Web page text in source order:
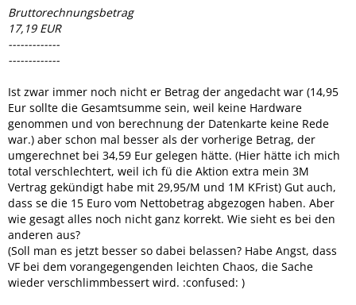
Bruttorechnungsbetrag
17,19 EUR
-------------
-------------
Ist zwar immer noch nicht er Betrag der angedacht war (14,95
Eur sollte die Gesamtsumme sein, weil keine Hardware
genommen und von berechnung der Datenkarte keine Rede
war.) aber schon mal besser als der vorherige Betrag, der
umgerechnet bei 34,59 Eur gelegen hätte. (Hier hätte ich mich
total verschlechtert, weil ich fü die Aktion extra mein 3M
Vertrag gekündigt habe mit 29,95/M und 1M KFrist) Gut auch,
dass se die 15 Euro vom Nettobetrag abgezogen haben. Aber
wie gesagt alles noch nicht ganz korrekt. Wie sieht es bei den
anderen aus?
(Soll man es jetzt besser so dabei belassen? Habe Angst, dass
VF bei dem vorangegengenden leichten Chaos, die Sache
wieder verschlimmbessert wird. :confused: )